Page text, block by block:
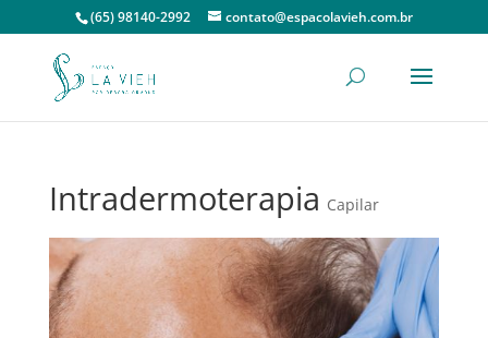
(65) 98140-2992 contato@espacolavieh.com.br
Intradermoterapia Capilar